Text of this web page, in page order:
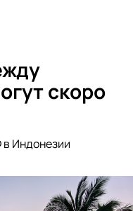
скоро
в Индонезии